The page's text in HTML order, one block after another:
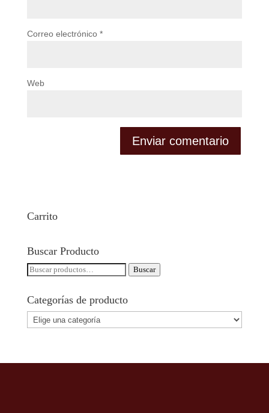
Correo electrónico *
Web
Carrito
Buscar Producto
Buscar
Buscar
Categorías de producto